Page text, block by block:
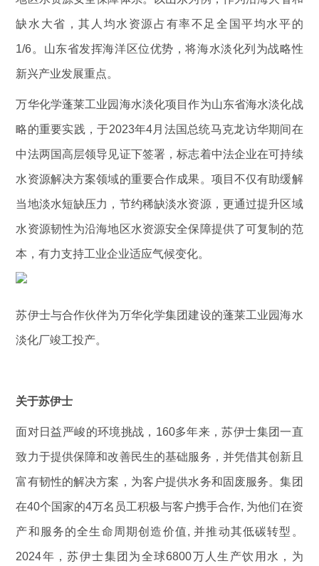
缺水大省，其人均水资源占有率不足全国平均水平的
1/6。山东省发挥海洋区位优势，将海水淡化列为战略性
新兴产业发展重点。
万华化学蓬莱工业园海水淡化项目作为山东省海水淡化战
略的重要实践，于2023年4月法国总统马克龙访华期间在
中法两国高层领导见证下签署，标志着中法企业在可持续
水资源解决方案领域的重要合作成果。项目不仅有助缓解
当地淡水短缺压力，节约稀缺淡水资源，更通过提升区域
水资源韧性为沿海地区水资源安全保障提供了可复制的范
本，有力支持工业企业适应气候变化。
苏伊士与合作伙伴为万华化学集团建设的蓬莱工业园海水
淡化厂竣工投产。
关于苏伊士
面对日益严峻的环境挑战，160多年来，苏伊士集团一直
致力于提供保障和改善民生的基础服务，并凭借其创新且
富有韧性的解决方案，为客户提供水务和固废服务。集团
在40个国家的4万名员工积极与客户携手合作, 为他们在资
产和服务的全生命周期创造价值, 并推动其低碳转型。
2024年，苏伊士集团为全球6800万人生产饮用水，为